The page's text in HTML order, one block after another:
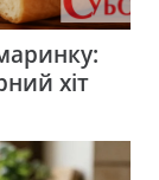
хіт